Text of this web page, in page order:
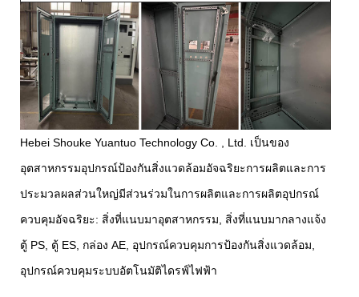
Hebei Shouke Yuantuo Technology Co. , Ltd. เป็นของ
อุตสาหกรรมอุปกรณ์ป้องกันสิ่งแวดล้อมอัจฉริยะการผลิตและการ
ประมวลผลส่วนใหญ่มีส่วนร่วมในการผลิตและการผลิตอุปกรณ์
ควบคุมอัจฉริยะ: สิ่งที่แนบมาอุตสาหกรรม, สิ่งที่แนบมากลางแจ้ง
ตู้ PS, ตู้ ES, กล่อง AE, อุปกรณ์ควบคุมการป้องกันสิ่งแวดล้อม,
อุปกรณ์ควบคุมระบบอัตโนมัติไดรฟ์ไฟฟ้า